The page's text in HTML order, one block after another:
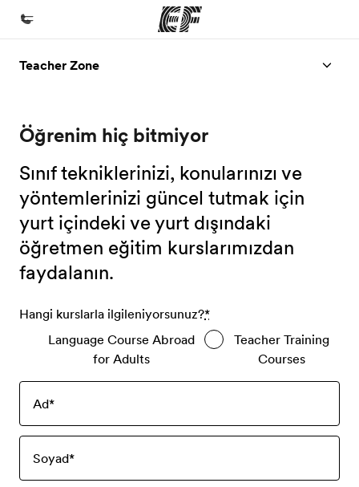
Ana Sayfa
Programlarımız
Ofislerimiz
Size yakın bir EF ofisi bulun
Hakkımızda
Biz kimiz?
Kariyer
Ekibimize katılın
Teacher Zone
Öğrenim hiç bitmiyor
Sınıf tekniklerinizi, konularınızı ve
yöntemlerinizi güncel tutmak için
yurt içindeki ve yurt dışındaki
öğretmen eğitim kurslarımızdan
faydalanın.
Hangi kurslarla ilgileniyorsunuz?*
Language Course Abroad
for Adults
Teacher Training
Courses
Ad*
Soyad*